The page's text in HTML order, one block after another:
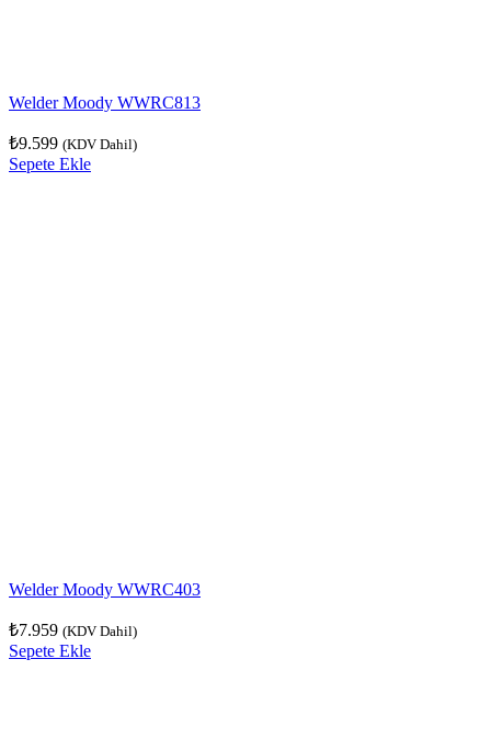
Welder Moody WWRC813
₺9.599 (KDV Dahil)
Sepete Ekle
Welder Moody WWRC403
₺7.959 (KDV Dahil)
Sepete Ekle